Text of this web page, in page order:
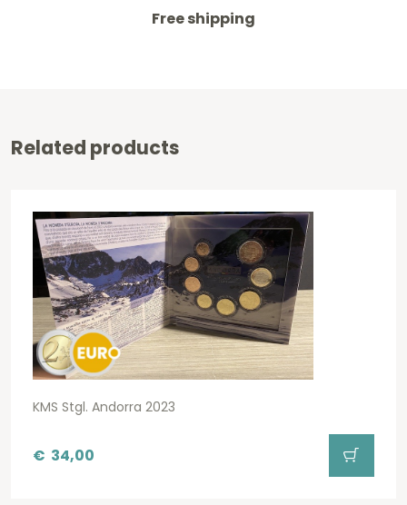
Free shipping
Related products
KMS Stgl. Andorra 2023
€ 34,00